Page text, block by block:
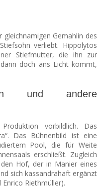
gleichnamigen Gemahlin des
verliebt. Hippolytos
Stiefmutter, die ihn zur
doch ans Licht kommt,
und andere
vorbildlich. Das
Das Bühnenbild ist eine
Pool, die für Weite
erschließt. Zugleich
Hof, der in Manier eines
sich kassandrahaft ergänzt
Enrico Riethmüller).